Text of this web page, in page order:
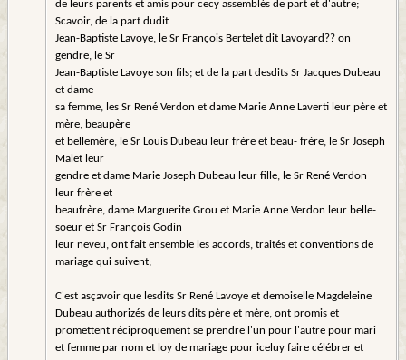
de leurs parents et amis pour cecy assemblés de part et d'autre;
Scavoir, de la part dudit
Jean-Baptiste Lavoye, le Sr François Bertelet dit Lavoyard?? on
gendre, le Sr
Jean-Baptiste Lavoye son fils; et de la part desdits Sr Jacques Dubeau
et dame
sa femme, les Sr René Verdon et dame Marie Anne Laverti leur père et
mère, beaupère
et bellemère, le Sr Louis Dubeau leur frère et beau- frère, le Sr Joseph
Malet leur
gendre et dame Marie Joseph Dubeau leur fille, le Sr René Verdon
leur frère et
beaufrère, dame Marguerite Grou et Marie Anne Verdon leur belle-
soeur et Sr François Godin
leur neveu, ont fait ensemble les accords, traités et conventions de
mariage qui suivent;
C'est asçavoir que lesdits Sr René Lavoye et demoiselle Magdeleine
Dubeau authorizés de leurs dits père et mère, ont promis et
promettent réciproquement se prendre l'un pour l'autre pour mari
et femme par nom et loy de mariage pour iceluy faire célébrer et